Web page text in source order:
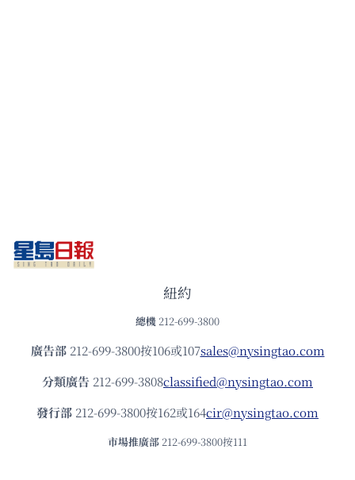
紐約
總機 212-699-3800
廣告部212-699-3800按106或107sales@nysingtao.com
分類廣告 212-699-3808classified@nysingtao.com
發⾏部 212-699-3800按162或164cir@nysingtao.com
市場推廣部 212-699-3800按111